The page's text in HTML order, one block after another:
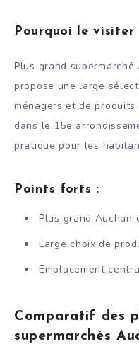
Pourquoi le visiter
Plus grand
propose une large
ménagers et de
dans le 15e
pratique pour les
Points forts :
Plus grand Auchan
Large choix de
Emplacement
Comparatif des
supermarchés